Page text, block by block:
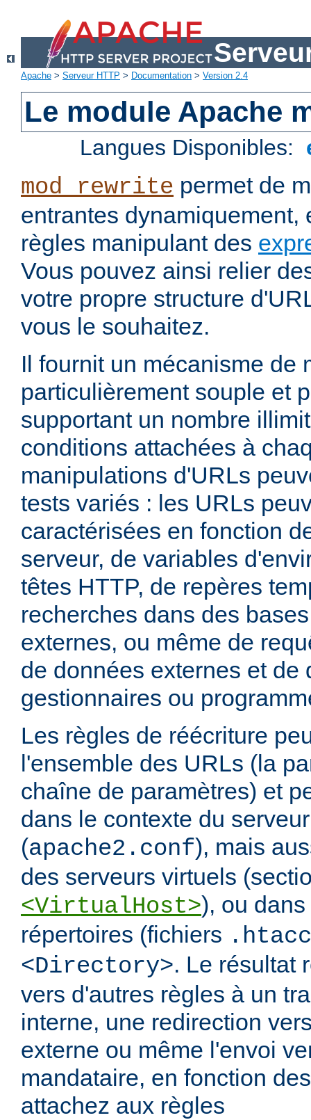
Apache > Serveur HTTP > Documentation > Version 2.4
Le module Apache
Langues Disponibles:
mod_rewrite permet de
entrantes dynamiquement,
règles manipulant des
Vous pouvez ainsi relier
votre propre structure
vous le souhaitez.
Il fournit un mécanisme de
particulièrement souple et
supportant un nombre
conditions attachées à
manipulations d'URLs
tests variés : les URLs
caractérisées en fonction
serveur, de variables
têtes HTTP, de repères
recherches dans des
externes, ou même de
de données externes et de
gestionnaires ou
Les règles de réécriture
l'ensemble des URLs (la
chaîne de paramètres) et
dans le contexte du
(apache2.conf), mais
des serveurs virtuels
<VirtualHost>), ou
répertoires (fichiers
<Directory>. Le résultat
vers d'autres règles à un
interne, une redirection
externe ou même l'envoi
mandataire, en fonction
attachez aux règles